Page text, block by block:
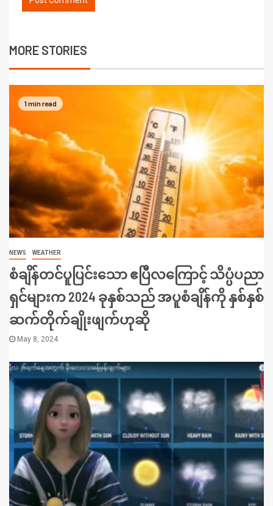
MORE STORIES
1 min read
NEWS WEATHER
စံချိန်တင်ပူပြင်းသော ဧပြီလကြောင့် သိပ္ပံပညာ
ရှင်များက 2024 ခုနှစ်သည် အပူစံချိန်ကို နှစ်နှစ်
ဆက်တိုက်ချိုးဖျက်ဟုဆို
May 8, 2024